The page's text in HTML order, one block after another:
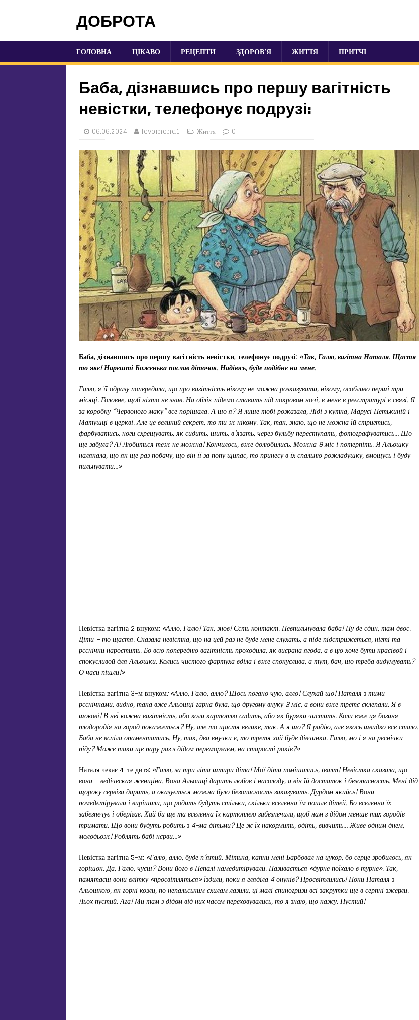
ДОБРОТА
ГОЛОВНА ЦІКАВО РЕЦЕПТИ ЗДОРОВ’Я ЖИТТЯ ПРИТЧІ
Баба, дізнавшись про першу вагітність
невістки, телефонує подрузі:
06.06.2024 fcvomond1 Життя 0
Баба, дізнавшись про першу вагітність невістки, телефонує подрузі: «Так, Галю, вагітна Наталя. Щастя
то яке! Нарешті Боженька послав діточок. Надіюсь, буде подібне на мене.
Галю, я її одразу попередила, що про вагітність нікому не можна розказувати, нікому, особливо перші три
місяці. Головне, щоб ніхто не знав. На облік підемо ставать під покровом ночі, в мене в реєстратурі є связі. Я
за коробку “Червоного маку” все порішала. А шо я? Я лише тобі розказала, Ліді з кутка, Марусі Петькиній і
Матушці в церкві. Але це великий секрет, то ти ж нікому. Так, так, знаю, що не можна їй стригтись,
фарбуватись, ноги схрещувать, як сидить, шить, в’язать, через бульбу переступать, фотографуватись… Шо
ще забула? А! Любиться теж не можна! Кончилось, вже долюбились. Можна 9 міс і потерпіть. Я Альошку
налякала, що як ще раз побачу, що він її за попу щипає, то принесу в їх спальню розкладушку, вмощусь і буду
пильнувати…»
Невістка вагітна 2 внуком: «Алло, Галю! Так, знов! Єсть контакт. Невпильнувала баба! Ну де єдин, там двоє.
Діти – то щастя. Сказала невістка, що на цей раз не буде мене слухать, а піде підстрижеться, нігті та
рєснічки наростить. Бо всю попередню вагітність проходила, як висрана ягода, а в цю хоче бути красівой і
спокусливой для Альошки. Колись чистого фартуха вділа і вже спокуслива, а тут, бач, шо треба видумувать?
О часи пішли!»
Невістка вагітна 3-м внуком: «Алло, Галю, алло? Шось погано чую, алло! Слухай шо! Наталя з тими
рєснічками, видно, така вже Альошці гарна була, що другому внуку 3 міс, а вони вже третє склепали. Я в
шокові! В неї кожна вагітність, або коли картоплю садить, або як буряки чистить. Коли вже ця богиня
плодородія на город покажеться? Ну, але то щастя велике, так. А я шо? Я радію, але якось швидко все стало.
Баба не вспіла опаментатись. Ну, так, два внучки є, то третя хай буде дівчинка. Галю, мо і я на рєснічки
піду? Може таки ще пару раз з дідом переморгаєм, на старості років?»
Наталя чекає 4-те дитя: «Галю, за три літа штири діта! Мої діти помішались, ґвалт! Невістка сказала, що
вона – вєдіческая женщіна. Вона Альошці дарить любов і насолоду, а він їй достаток і безопасность. Мені дід
щороку сервіза дарить, а оказується можна було безопасность заказувать. Дурдом якийсь! Вони
помєдєтірували і вирішили, що родить будуть стільки, скільки всєлєнна їм пошле дітей. Бо всєлєнна їх
забезпечує і оберігає. Хай би ще та всєлєнна їх картоплею забезпечила, щоб нам з дідом менше тих городів
тримати. Що вони будуть робить з 4-ма дітьми? Це ж їх накормить, одіть, вивчить… Живе одним днем,
молодьож! Роблять бабі нєрви…»
Невістка вагітна 5-м: «Галю, алло, буде п’ятий. Мітька, капни мені Барбовал на цукор, бо серце зробилось, як
горішок. Да, Галю, чуєш? Вони його в Непалі намедитірували. Називається «дурне поїхало в турне». Так,
памятаєш вони влітку «просвітляться» їздили, поки я гляділа 4 онуків? Просвітлились! Поки Наталя з
Альошкою, як горні козли, по непальським схилам лазили, ці малі спиногризи всі закрутки ще в серпні зжерли.
Льох пустий. Ага! Ми там з дідом від них часом переховувались, то я знаю, що кажу. Пустий!